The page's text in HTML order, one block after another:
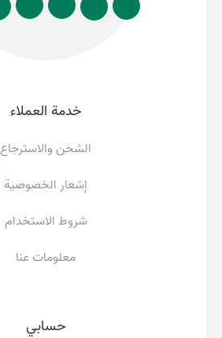
خدمة العملاء
الشحن والاسترجاع
إشعار الخصوصية
شروط الاستخدام
معلومات عنا
حسابي